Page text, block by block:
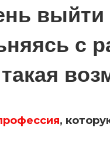
выйти
с
,